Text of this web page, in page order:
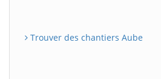
Trouver des chantiers Aube